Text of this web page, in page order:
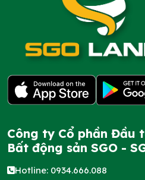
Công ty Cổ phần Đầu
Bất động sản SGO -
Hotline: 0934.666.088